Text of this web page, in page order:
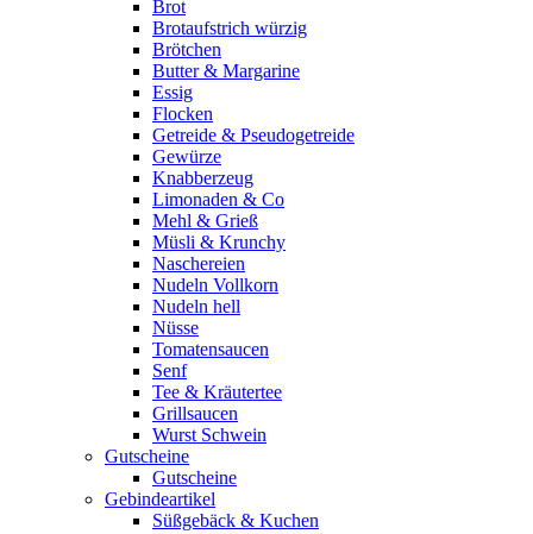
Brot
Brotaufstrich würzig
Brötchen
Butter & Margarine
Essig
Flocken
Getreide & Pseudogetreide
Gewürze
Knabberzeug
Limonaden & Co
Mehl & Grieß
Müsli & Krunchy
Naschereien
Nudeln Vollkorn
Nudeln hell
Nüsse
Tomatensaucen
Senf
Tee & Kräutertee
Grillsaucen
Wurst Schwein
Gutscheine
Gutscheine
Gebindeartikel
Süßgebäck & Kuchen